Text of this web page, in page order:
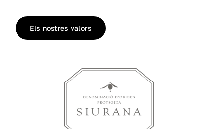
Els nostres valors